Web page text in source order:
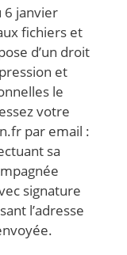
6 janvier
fichiers et
d’un droit
et
le
votre
par email :
sa
signature
l’adresse